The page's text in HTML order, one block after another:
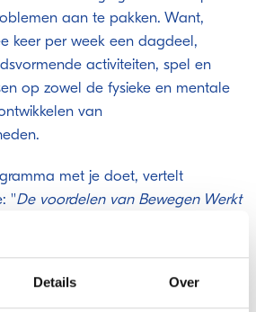
Details Over
aan te pakken. Want,
keer per week een dagdeel,
activiteiten, spel en
op zowel de fysieke en mentale
van
met je doet, vertelt
''De voordelen van Bewegen Werkt
bezig ben en weer mensen om
dat ik op een veilige manier
ook weer plezier kan maken op